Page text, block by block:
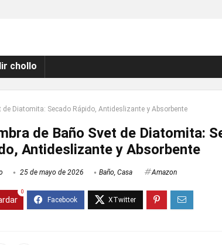
chollo
de Diatomita: Secado Rápido, Antideslizante y Absorbente
de Baño Svet de Diatomita:
Antideslizante y Absorbente
25 de mayo de 2026 Baño, Casa Amazon
0